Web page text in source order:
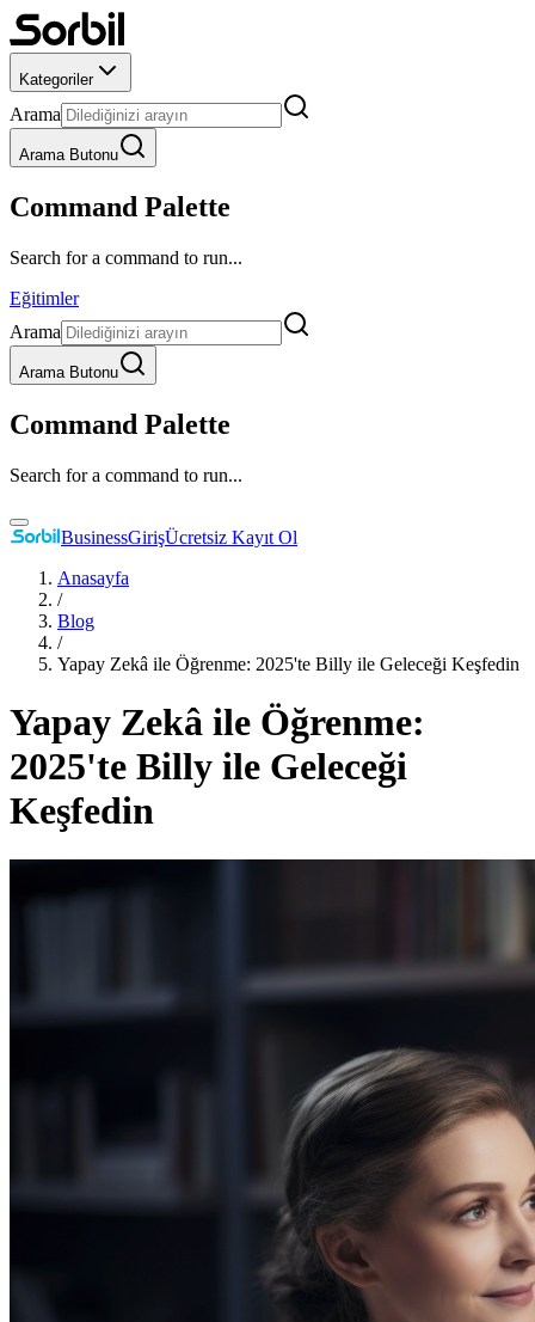
Kategoriler
Arama
Arama Butonu
Command Palette
Search for a command to run...
Eğitimler
Arama
Arama Butonu
Command Palette
Search for a command to run...
BusinessGirişÜcretsiz Kayıt Ol
Anasayfa
/
Blog
/
Yapay Zekâ ile Öğrenme: 2025'te Billy ile Geleceği Keşfedin
Yapay Zekâ ile Öğrenme:
2025'te Billy ile Geleceği
Keşfedin